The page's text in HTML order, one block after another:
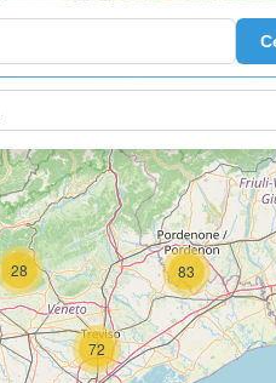
72
83
28